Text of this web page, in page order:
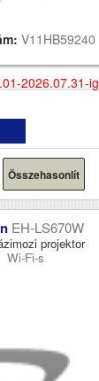
V11HB59240
2026.07.31-ig
Összehasonlít
EH-LS670W
projektor
Wi-Fi-s